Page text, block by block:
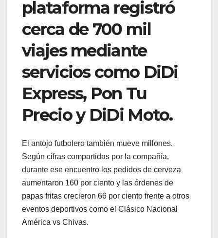
plataforma registró
cerca de 700 mil
viajes mediante
servicios como DiDi
Express, Pon Tu
Precio y DiDi Moto.
El antojo futbolero también mueve millones.
Según cifras compartidas por la compañía,
durante ese encuentro los pedidos de cerveza
aumentaron 160 por ciento y las órdenes de
papas fritas crecieron 66 por ciento frente a otros
eventos deportivos como el Clásico Nacional
América vs Chivas.